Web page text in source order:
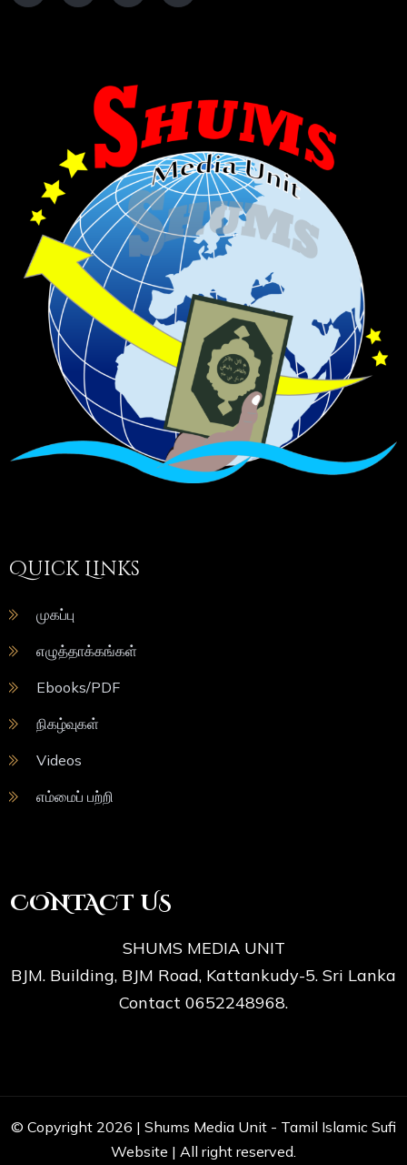
Quick Links
முகப்பு
எழுத்தாக்கங்கள்
Ebooks/PDF
நிகழ்வுகள்
Videos
எம்மைப் பற்றி
CONTACT US
SHUMS MEDIA UNIT
BJM. Building, BJM Road, Kattankudy-5. Sri Lanka
Contact 0652248968.
© Copyright 2026 | Shums Media Unit - Tamil Islamic Sufi
Website | All right reserved.